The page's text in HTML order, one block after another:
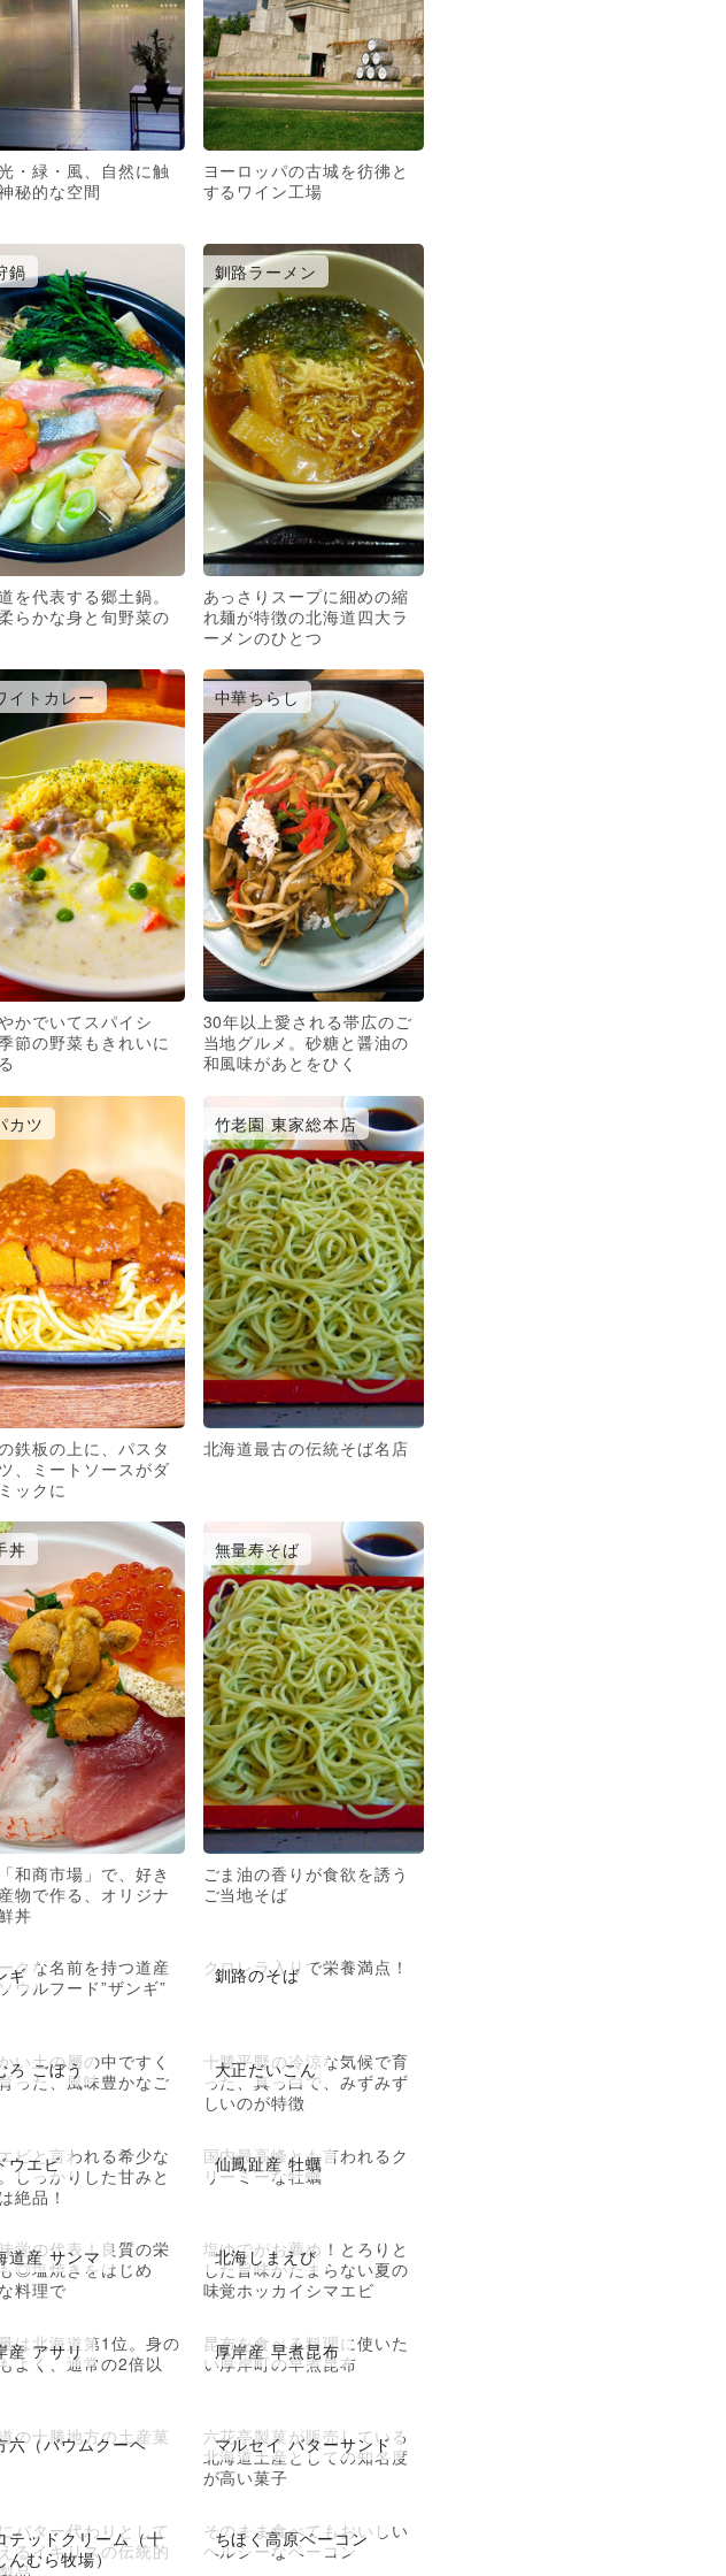
・緑・風、自然に触
秘的な空間
ヨーロッパの古城を彷彿と
するワイン工場
鍋
を代表する郷土鍋。
らかな身と旬野菜の
釧路ラーメン
あっさりスープに細めの縮
れ麺が特徴の北海道四大ラ
ーメンのひとつ
イトカレー
かでいてスパイシ
節の野菜もきれいに
中華ちらし
30年以上愛される帯広のご
当地グルメ。砂糖と醤油の
和風味があとをひく
カツ
鉄板の上に、パスタ
、ミートソースがダ
ックに
竹老園 東家総本店
北海道最古の伝統そば名店
丼
和商市場」で、好き
物で作る、オリジナ
丼
無量寿そば
ごま油の香りが食欲を誘う
ご当地そば
ギクな名前を持つ道産
ウルフード”ザンギ”
釧路のそば
クロレラ入りで栄養満点！
ろ ごぼう
い土の層の中ですく
った、風味豊かなご
大正だいこん
十勝平野の冷涼な気候で育
った、真っ白で、みずみず
しいのが特徴
ウエビ
ビと言われる希少な
しっかりした甘みと
絶品！
仙鳳趾産 牡蠣
国内最高峰とも言われるク
リーミーな牡蠣
道産 サンマ
覚の代表！良質の栄
◎塩焼きをはじめ
料理で
北海しまえび
塩ゆでがお薦め！とろりと
した旨味がたまらない夏の
味覚ホッカイシマエビ
産 アサリ
は北海道第1位。身の
よく、通常の2倍以
厚岸産 早煮昆布
昆布を食べる料理に使いた
い厚岸町の早煮昆布
六（バウムクーヘ
の十勝地方の土産菓
マルセイ バターサンド
六花亭製菓が販売している
北海道土産としての知名度
が高い菓子
テッドクリーム（十
んむら牧場）
バター代わりとして
るイギリスの伝統的
ちほく高原ベーコン
そのまま食べてもおいしい
ヘルシーなベーコン